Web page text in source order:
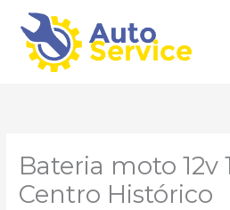
contenido
Bateria moto 12v
Centro Histórico